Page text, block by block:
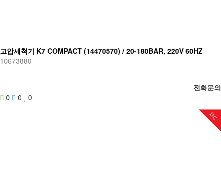
고압세척기 K7 COMPACT (14470570) / 20-180BAR, 220V 60HZ
10673880
전화문의
0
0 0
DC